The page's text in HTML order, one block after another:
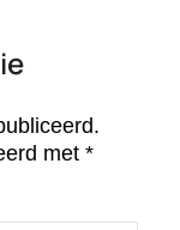
met *